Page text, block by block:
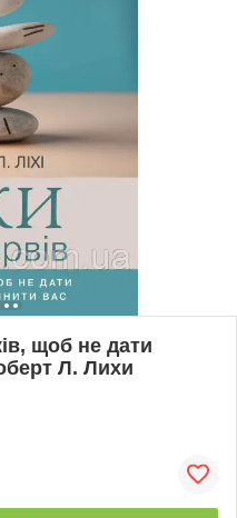
щоб не дати
Л. Лихи